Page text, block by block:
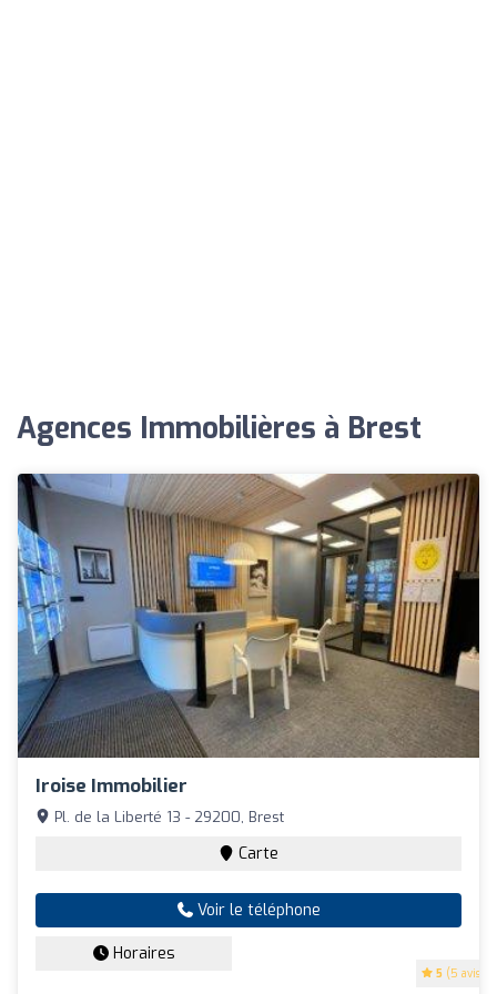
Agences Immobilières à Brest
Iroise Immobilier
5 (5 avis)
Pl. de la Liberté 13 - 29200, Brest
Carte
Voir le téléphone
Horaires